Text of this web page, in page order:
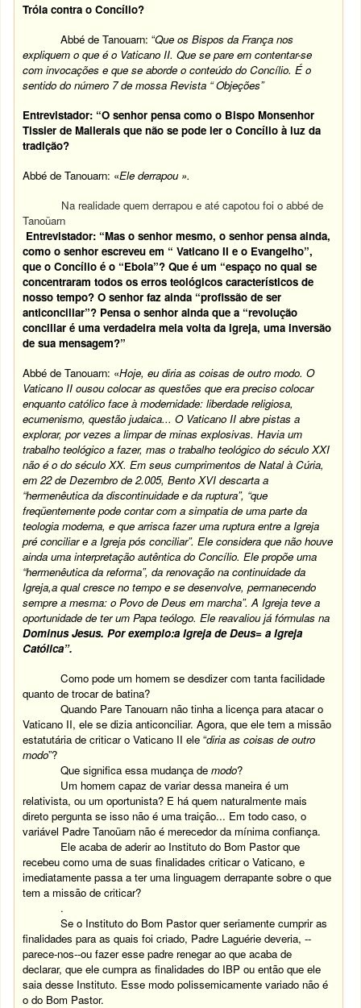
Tróia contra o Concílio?
Abbé de Tanouarn: “Que os Bispos da França nos
expliquem o que é o Vaticano II. Que se pare em contentar-se
com invocações e que se aborde o conteúdo do Concílio. É o
sentido do número 7 de mossa Revista “ Objeções”
Entrevistador: “O senhor pensa como o Bispo Monsenhor
Tissier de Mallerais que não se pode ler o Concílio à luz da
tradição?
Abbé de Tanouarn: «Ele derrapou ».
Na realidade quem derrapou e até capotou foi o abbé de
Tanoüarn
Entrevistador: “Mas o senhor mesmo, o senhor pensa ainda,
como o senhor escreveu em “ Vaticano II e o Evangelho”,
que o Concílio é o “Ebola”? Que é um “espaço no qual se
concentraram todos os erros teológicos característicos de
nosso tempo? O senhor faz ainda “profissão de ser
anticonciliar”? Pensa o senhor ainda que a “revolução
conciliar é uma verdadeira meia volta da igreja, uma inversão
de sua mensagem?”
Abbé de Tanouarn: «Hoje, eu diria as coisas de outro modo. O
Vaticano II ousou colocar as questões que era preciso colocar
enquanto católico face à modernidade: liberdade religiosa,
ecumenismo, questão judaica... O Vaticano II abre pistas a
explorar, por vezes a limpar de minas explosivas. Havia um
trabalho teológico a fazer, mas o trabalho teológico do século XXI
não é o do século XX. Em seus cumprimentos de Natal à Cúria,
em 22 de Dezembro de 2.005, Bento XVI descarta a
“hermenêutica da discontinuidade e da ruptura”, “que
freqüentemente pode contar com a simpatia de uma parte da
teologia moderna, e que arrisca fazer uma ruptura entre a Igreja
pré conciliar e a Igreja pós conciliar”. Ele considera que não houve
ainda uma interpretação autêntica do Concílio. Ele propõe uma
“hermenêutica da reforma”, da renovação na continuidade da
Igreja,a qual cresce no tempo e se desenvolve, permanecendo
sempre a mesma: o Povo de Deus em marcha”. A Igreja teve a
oportunidade de ter um Papa teólogo. Ele reavaliou já fórmulas na
Dominus Jesus. Por exemplo:a Igreja de Deus= a Igreja
Católica”.
Como pode um homem se desdizer com tanta facilidade
quanto de trocar de batina?
Quando Pare Tanouarn não tinha a licença para atacar o
Vaticano II, ele se dizia anticonciliar. Agora, que ele tem a missão
estatutária de criticar o Vaticano II ele “diria as coisas de outro
modo”?
Que significa essa mudança demodo?
Um homem capaz de variar dessa maneira é um
relativista, ou um oportunista? E há quem naturalmente mais
direto pergunta se isso não é uma traição... Em todo caso, o
variável Padre Tanoüarn não é merecedor da mínima confiança.
Ele acaba de aderir ao Instituto do Bom Pastor que
recebeu como uma de suas finalidades criticar o Vaticano, e
imediatamente passa a ter uma linguagem derrapante sobre o que
tem a missão de criticar?
.
Se o Instituto do Bom Pastor quer seriamente cumprir as
finalidades para as quais foi criado, Padre Laguérie deveria, --
parece-nos--ou fazer esse padre renegar ao que acaba de
declarar, que ele cumpra as finalidades do IBP ou então que ele
saia desse Instituto. Esse modo polissemicamente variado não é
o do Bom Pastor.